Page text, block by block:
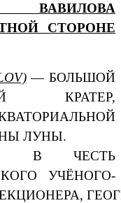
СТОРОНЕ
— БОЛЬШОЙ
КРАТЕР,
ЛУНЫ.
В ЧЕСТЬ
УЧЁНОГО-